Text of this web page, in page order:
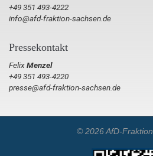
+49 351 493-4222
info@afd-fraktion-sachsen.de
Pressekontakt
FelixMenzel
+49 351 493-4220
presse@afd-fraktion-sachsen.de
© 2026 AfD-